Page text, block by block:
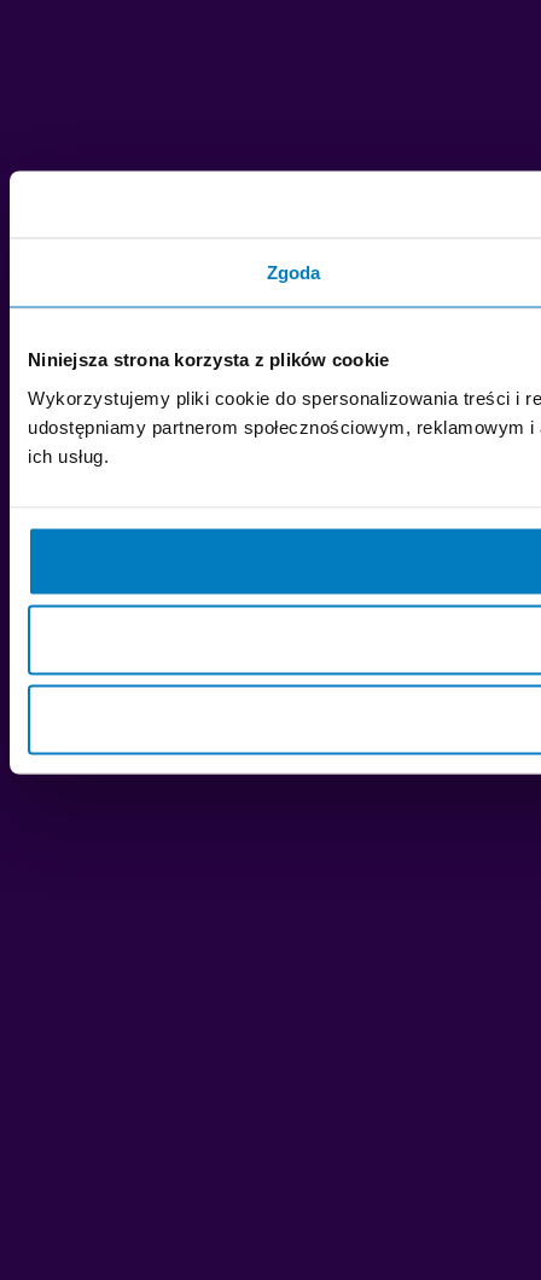
Zgoda
Niniejsza strona korzysta z plików cookie
Wykorzystujemy pliki cookie do spersonalizowania treści i
udostępniamy partnerom społecznościowym,
ich usług.